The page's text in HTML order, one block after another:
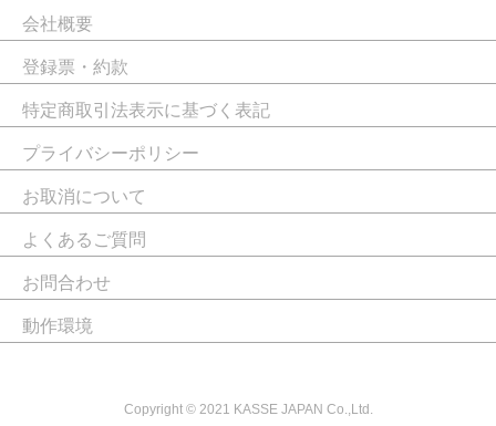
会社概要
登録票・約款
特定商取引法表示に基づく表記
プライバシーポリシー
お取消について
よくあるご質問
お問合わせ
動作環境
Copyright © 2021 KASSE JAPAN Co.,Ltd.